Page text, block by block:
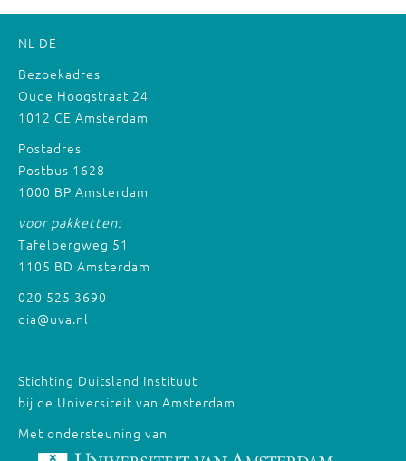
NL DE
Bezoekadres
Oude Hoogstraat 24
1012 CE Amsterdam
Postadres
Postbus 1628
1000 BP Amsterdam
voor pakketten:
Tafelbergweg 51
1105 BD Amsterdam
020 525 3690
dia@uva.nl
Stichting Duitsland Instituut
bij de Universiteit van Amsterdam
Met ondersteuning van